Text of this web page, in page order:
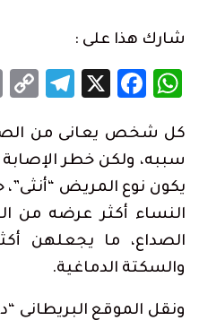
شارك هذا على :
WhatsApp
Facebook
X
كل شخص يعانى من
سببه، ولكن خطر
يكون نوع المريض
النساء أكثر عرضه من
الصداع، ما يجعلهن
والسكتة الدماغية.
ونقل الموقع البريطانى